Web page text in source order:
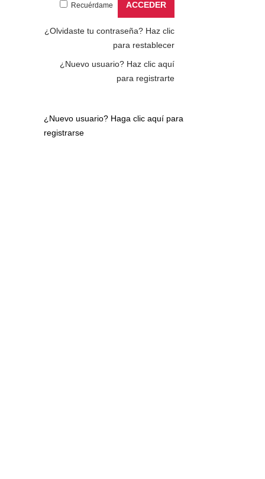
Recuérdame
¿Olvidaste tu contraseña? Haz clic
para restablecer
¿Nuevo usuario? Haz clic aquí
para registrarte
¿Nuevo usuario? Haga clic aquí para
registrarse